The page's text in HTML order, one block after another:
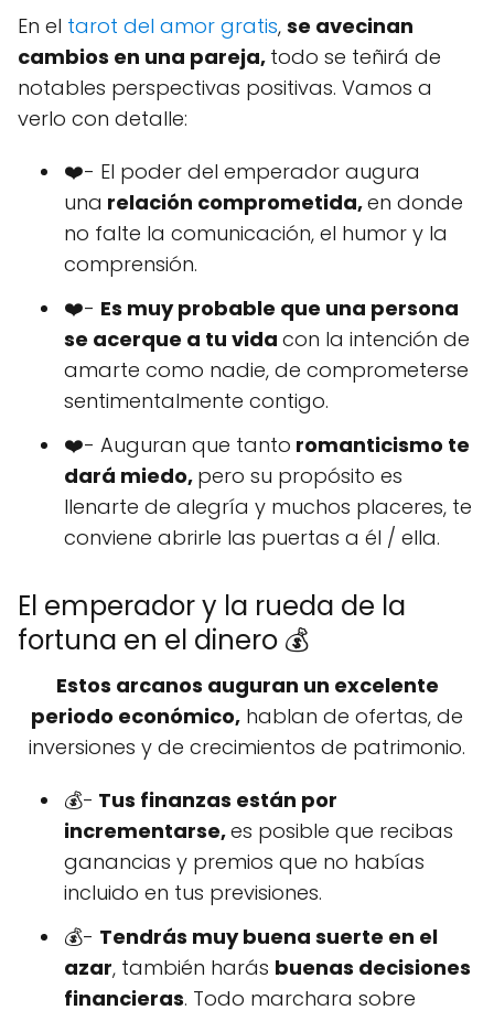
En el tarot del amor gratis, se avecinan
cambios en una pareja, todo se teñirá de
notables perspectivas positivas. Vamos a
verlo con detalle:
❤️- El poder del emperador augura
una relación comprometida,en donde
no falte la comunicación, el humor y la
comprensión.
❤️- Es muy probable que una persona
se acerque a tu vida con la intención de
amarte como nadie, de comprometerse
sentimentalmente contigo.
❤️- Auguran que tanto romanticismo te
dará miedo, pero su propósito es
llenarte de alegría y muchos placeres, te
conviene abrirle las puertas a él / ella.
El emperador y la rueda de la
fortuna en el dinero 💰
Estos arcanos auguran un excelente
periodo económico, hablan de ofertas, de
inversiones y de crecimientos de patrimonio.
💰- Tus finanzas están por
incrementarse,es posible que recibas
ganancias y premios que no habías
incluido en tus previsiones.
💰- Tendrás muy buena suerte en el
azar, también harás buenas decisiones
financieras. Todo marchara sobre